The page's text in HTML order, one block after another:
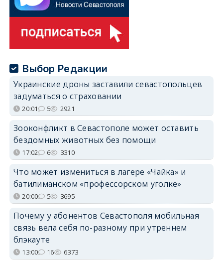
Выбор Редакции
Украинские дроны заставили севастопольцев
задуматься о страховании
20:01 5 2921
Зооконфликт в Севастополе может оставить
бездомных животных без помощи
17:02 6 3310
Что может измениться в лагере «Чайка» и
батилиманском «профессорском уголке»
20:00 5 3695
Почему у абонентов Севастополя мобильная
связь вела себя по-разному при утреннем
блэкауте
13:00 16 6373